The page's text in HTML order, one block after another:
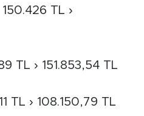
TL ›
TL › 151.853,54 TL
TL › 108.150,79 TL